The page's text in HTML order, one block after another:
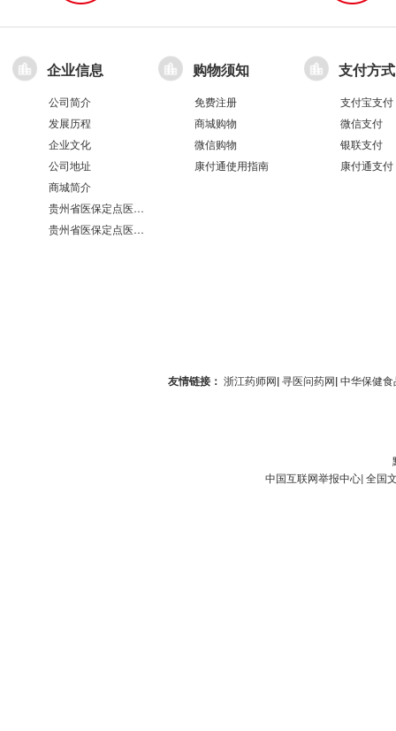
企业信息
公司简介
发展历程
企业文化
公司地址
商城简介
贵州省医保定点医疗机构医保服务情况表（第551分店）
贵州省医保定点医疗机构医保服务情况表（第100分店）
购物须知
免费注册
商城购物
微信购物
康付通使用指南
支付方式
支付宝支付
微信支付
银联支付
康付通支付
友情链接： 浙江药师网| 寻医问药网| 中华保健食
中国互联网举报中心| 全国